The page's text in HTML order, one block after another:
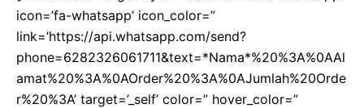
icon=’fa-whatsapp’ icon_color=”
link=’https://api.whatsapp.com/send?
phone=6282326061711&text=*Nama*%20%3A%0AAl
amat%20%3A%0AOrder%20%3A%0AJumlah%20Orde
r%20%3A’ target=’_self’ color=” hover_color=”